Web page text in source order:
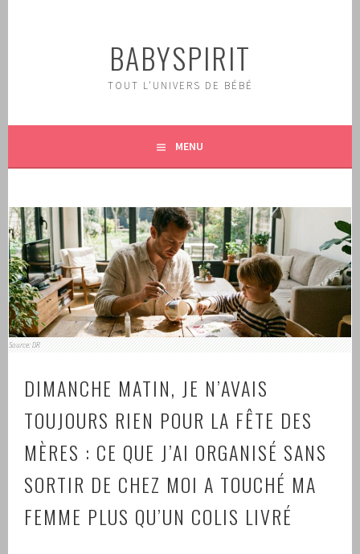
BABYSPIRIT
TOUT L'UNIVERS DE BÉBÉ
MENU
Source: DR
DIMANCHE MATIN, JE N’AVAIS
TOUJOURS RIEN POUR LA FÊTE DES
MÈRES : CE QUE J’AI ORGANISÉ SANS
SORTIR DE CHEZ MOI A TOUCHÉ MA
FEMME PLUS QU’UN COLIS LIVRÉ